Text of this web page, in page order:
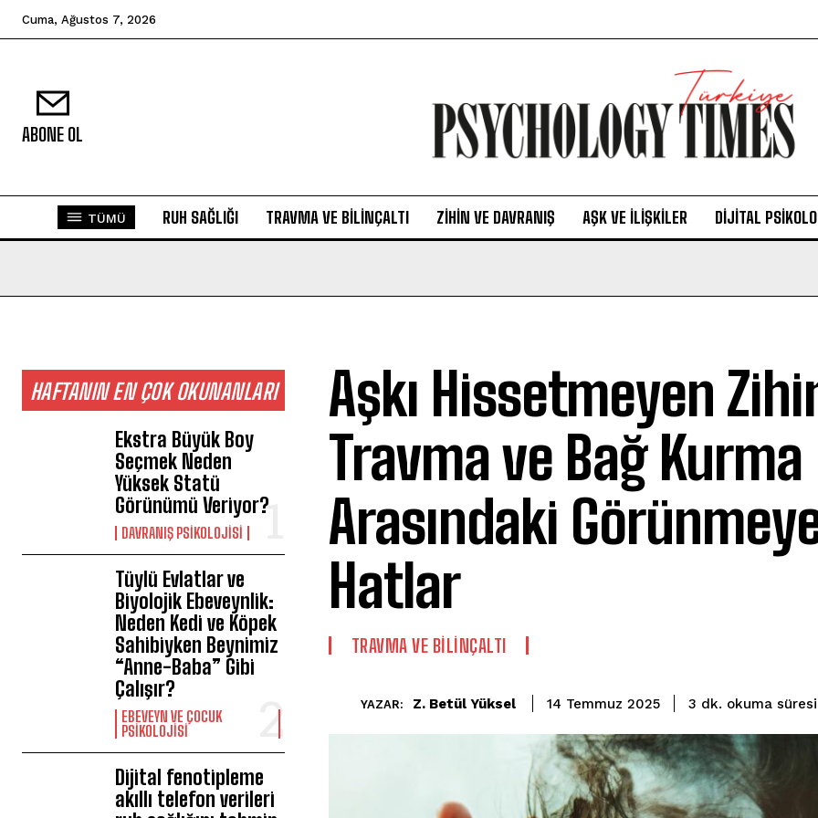
Cuma, Ağustos 7, 2026
ABONE OL
TÜMÜ RUH SAĞLIĞI TRAVMA VE BILINÇALTI ZIHIN VE DAVRANIŞ AŞK VE İLIŞKILER DIJITAL
HAFTANIN EN ÇOK OKUNANLARI
Ekstra Büyük Boy
Seçmek Neden
Yüksek Statü
Görünümü Veriyor?
DAVRANIŞ PSIKOLOJISI
Tüylü Evlatlar ve
Biyolojik Ebeveynlik:
Neden Kedi ve Köpek
Sahibiyken Beynimiz
“Anne-Baba” Gibi
Çalışır?
EBEVEYN VE ÇOCUK
PSIKOLOJISI
Dijital fenotipleme
akıllı telefon verileri
Aşkı Hissetmeyen
Travma ve Bağ Kurma
Arasındaki
Hatlar
⁠TRAVMA VE BILINÇALTI
YAZAR: Z. Betül Yüksel 14 Temmuz 2025 3 dk. okuma süresi